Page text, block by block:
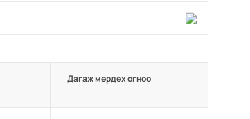
Дагаж мөрдөх огноо